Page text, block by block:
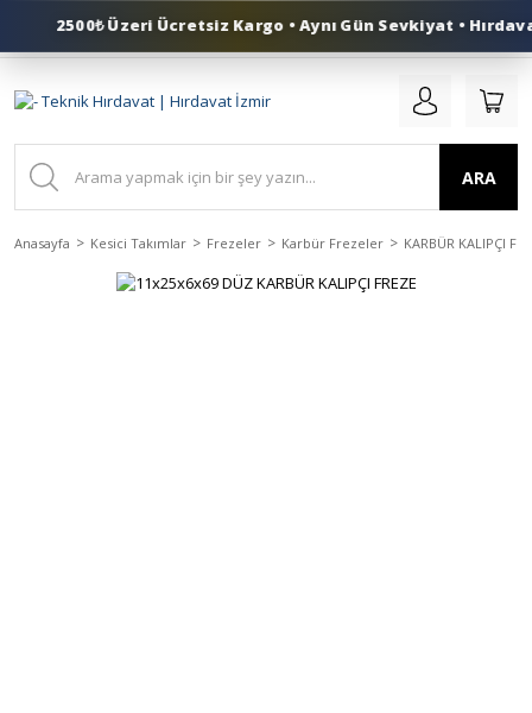
0 (553) 324 41 50
ARA
Anasayfa Kesici Takımlar Frezeler Karbür Frezeler KARBÜR KALIPÇI
2500₺ Üzeri Ücretsiz Kargo • Aynı Gün Sevkiyat •